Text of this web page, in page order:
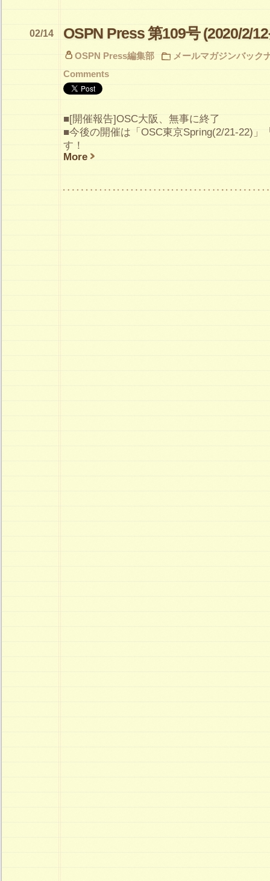
OSPN Press 第109号 (2020/2/
02/14
OSPN Press編集部
メールマガジンバック
Comments
■[開催報告]OSC大阪、無事に終了
■今後の開催は「OSC東京Spring(2/21-22)」
す！
More